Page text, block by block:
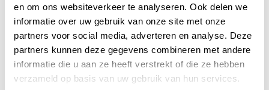
en om ons websiteverkeer te analyseren. Ook delen we
informatie over uw gebruik van onze site met onze
partners voor social media, adverteren en analyse. Deze
partners kunnen deze gegevens combineren met andere
informatie die u aan ze heeft verstrekt of die ze hebben
verzameld op basis van uw gebruik van hun services.